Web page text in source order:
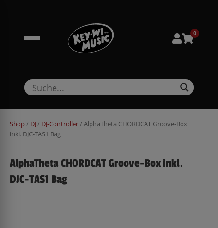
0
Shop/ DJ/ DJ-Controller/ AlphaTheta CHORDCAT Groove-Box
inkl. DJC-TAS1 Bag
AlphaTheta CHORDCAT Groove-Box inkl.
DJC-TAS1 Bag